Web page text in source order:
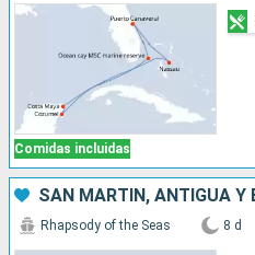
Comidas incluidas
Rhapsody of the Seas 8 d